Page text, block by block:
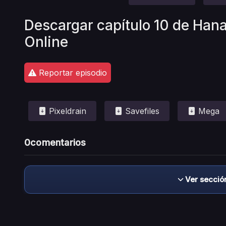
Descargar capítulo 10 de
Online
Reportar episodio
Pixeldrain Savefiles Mega
0comentarios
Ver